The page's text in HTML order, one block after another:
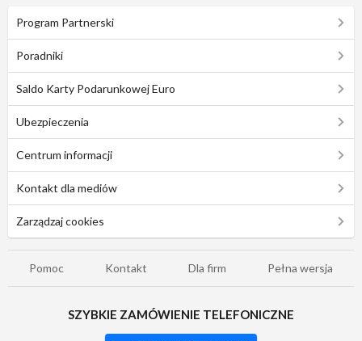
Program Partnerski
Poradniki
Saldo Karty Podarunkowej Euro
Ubezpieczenia
Centrum informacji
Kontakt dla mediów
Zarządzaj cookies
Pomoc Kontakt Dla firm Pełna wersja
SZYBKIE ZAMÓWIENIE TELEFONICZNE